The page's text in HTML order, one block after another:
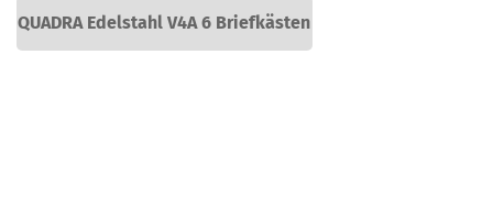
QUADRA Edelstahl V4A 6 Briefkästen